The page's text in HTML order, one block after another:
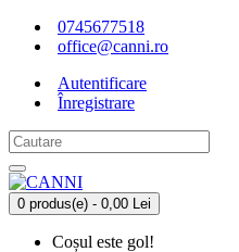
0745677518
office@canni.ro
Autentificare
Înregistrare
0 produs(e) - 0,00 Lei
Coșul este gol!